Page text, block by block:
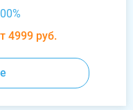
4999 руб.